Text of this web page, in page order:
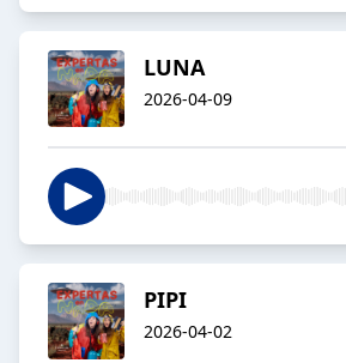
LUNA
2026-04-09
PIPI
2026-04-02